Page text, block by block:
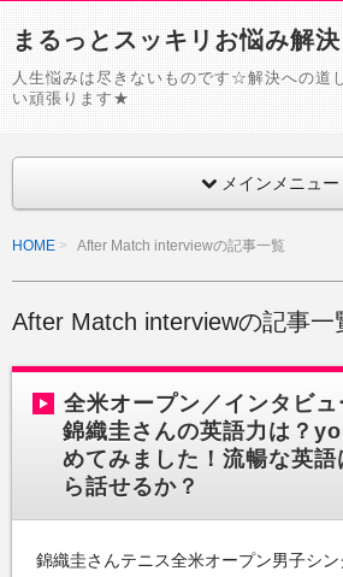
まるっとスッキリお悩み解決
人生悩みは尽きないものです☆解決への道
い頑張ります★
メインメニュー
HOME After Match interviewの記事一覧
After Match interviewの記事一
全米オープン／インタビュ
錦織圭さんの英語力は？
めてみました！流暢な英
ら話せるか？
錦織圭さんテニス全米オープン男子シ